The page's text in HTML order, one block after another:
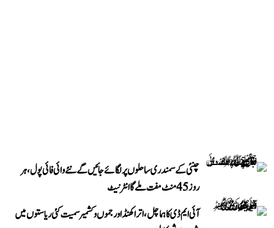
چنئی کے سمندری ساحلوں پر لگائے جائیں گے نئے وائی فائی پول، ہر
روز 45 منٹ مفت ملے گا انٹرنیٹ
آئی ایم ڈی کا ہماچل، اتراکھنڈ اور جموں و کشمیر سمیت کئی ریاستوں میں